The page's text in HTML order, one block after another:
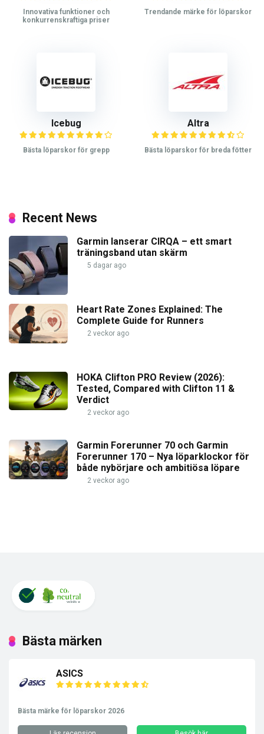
Innovativa funktioner och
konkurrenskraftiga priser
Trendande märke för löparskor
Icebug
Bästa löparskor för grepp
Altra
Bästa löparskor för breda fötter
Recent News
Garmin lanserar CIRQA – ett smart
träningsband utan skärm
5 dagar ago
Heart Rate Zones Explained: The
Complete Guide for Runners
2 veckor ago
HOKA Clifton PRO Review (2026):
Tested, Compared with Clifton 11 &
Verdict
2 veckor ago
Garmin Forerunner 70 och Garmin
Forerunner 170 – Nya löparklockor för
både nybörjare och ambitiösa löpare
2 veckor ago
Bästa märken
ASICS
Bästa märke för löparskor 2026